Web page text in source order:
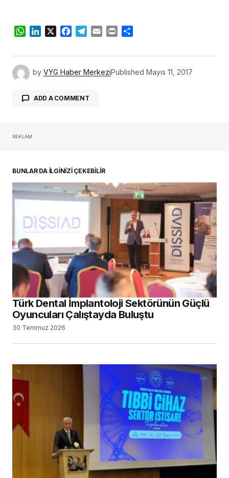
WhatsApp
LinkedIn
X Facebook
Telegram
Email Print
by VYG Haber MerkeziPublished Mayıs 11, 2017
ADD A COMMENT
REKLAM
BUNLAR DA İLGİNİZİ ÇEKEBİLİR
Türk Dental İmplantoloji Sektörünün Güçlü
Oyuncuları Çalıştayda Buluştu
30 Temmuz 2026